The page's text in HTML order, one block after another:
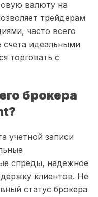
валюту на
трейдерам
часто всего
счета идеальными
торговать с
брокера
учетной записи
спреды, надежное
клиентов. Не
статус брокера